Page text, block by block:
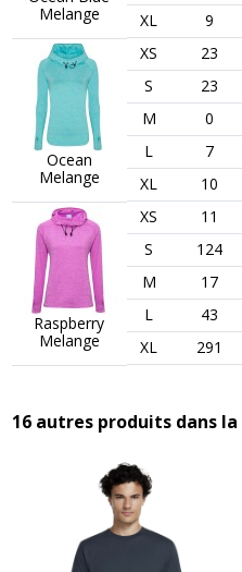
Melange
XL
9
Ocean
Melange
XS 23
S
23
M
0
L
7
XL
10
Raspberry
Melange
XS 11
S
124
M
17
L
43
XL
291
16 autres produits dans